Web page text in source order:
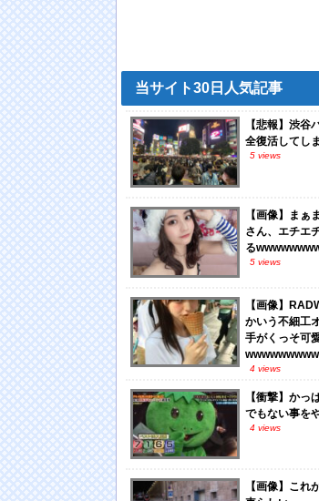
当サイト30日人気記事
【悲報】渋谷
全復活してし
5 views
【画像】まぁ
さん、エチエ
る
5 views
【画像】
かいう不細工
手がくっそ可
4 views
【衝撃】かっ
でもない事を
4 views
【画像】これ